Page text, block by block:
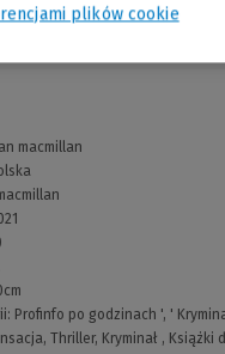
macmillan
Profinfo po godzinach ', '
Thriller, Kryminał , Książki
plików cookie